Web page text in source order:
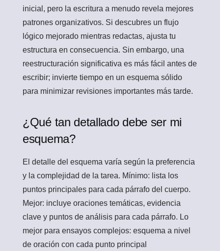
inicial, pero la escritura a menudo revela mejores
patrones organizativos. Si descubres un flujo
lógico mejorado mientras redactas, ajusta tu
estructura en consecuencia. Sin embargo, una
reestructuración significativa es más fácil antes de
escribir; invierte tiempo en un esquema sólido
para minimizar revisiones importantes más tarde.
¿Qué tan detallado debe ser mi
esquema?
El detalle del esquema varía según la preferencia
y la complejidad de la tarea. Mínimo: lista los
puntos principales para cada párrafo del cuerpo.
Mejor: incluye oraciones temáticas, evidencia
clave y puntos de análisis para cada párrafo. Lo
mejor para ensayos complejos: esquema a nivel
de oración con cada punto principal